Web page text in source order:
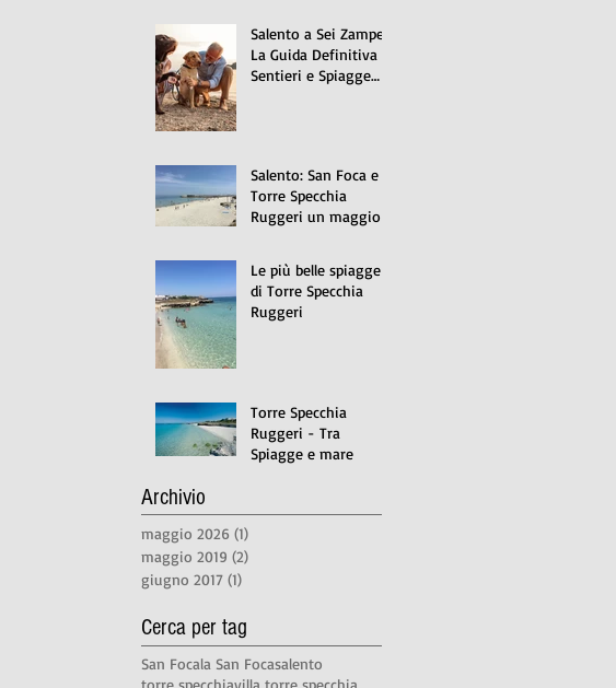
Salento a Sei Zampe:
La Guida Definitiva ai
Sentieri e Spiagge
Salento: San Foca e
Torre Specchia
Ruggeri un maggio e
Le più belle spiagge
di Torre Specchia
Ruggeri
Torre Specchia
Ruggeri - Tra
Spiagge e mare
Archivio
maggio 2026 (1)
maggio 2019 (2)
giugno 2017 (1)
Cerca per tag
San Focala San Focasalento
torre specchiavilla torre specchia